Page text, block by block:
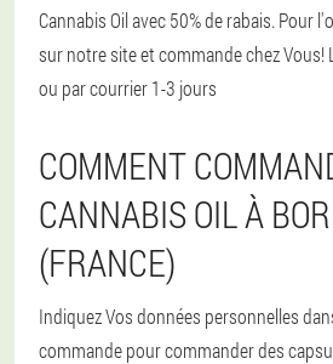
Cannabis Oil avec 50% de rabais. Pour
sur notre site et commande chez Vous!
ou par courrier 1-3 jours
COMMENT
CANNABIS OIL À
(FRANCE)
Indiquez Vos données personnelles
commande pour commander des